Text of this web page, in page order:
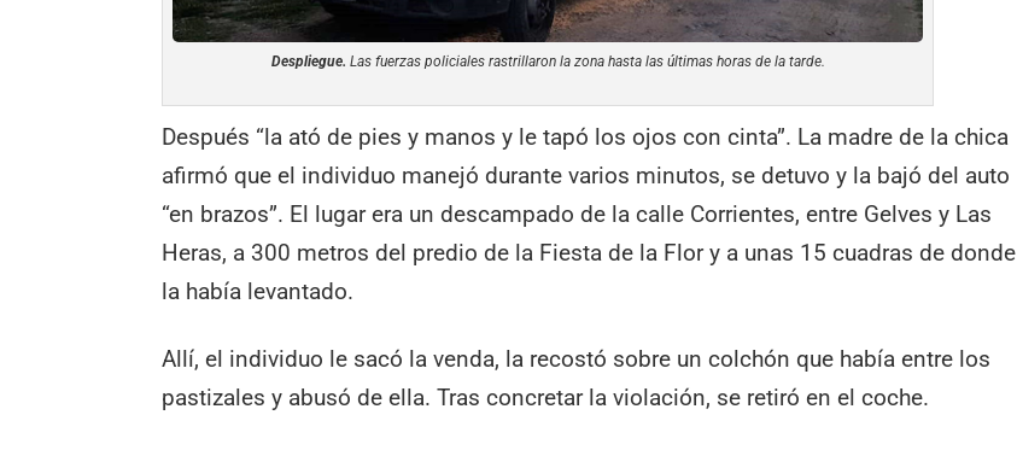
Despliegue. Las fuerzas policiales rastrillaron la zona hasta las últimas horas de la tarde.
Después “la ató de pies y manos y le tapó los ojos con cinta”. La madre de la chica
afirmó que el individuo manejó durante varios minutos, se detuvo y la bajó del auto
“en brazos”. El lugar era un descampado de la calle Corrientes, entre Gelves y Las
Heras, a 300 metros del predio de la Fiesta de la Flor y a unas 15 cuadras de donde
la había levantado.
Allí, el individuo le sacó la venda, la recostó sobre un colchón que había entre los
pastizales y abusó de ella. Tras concretar la violación, se retiró en el coche.